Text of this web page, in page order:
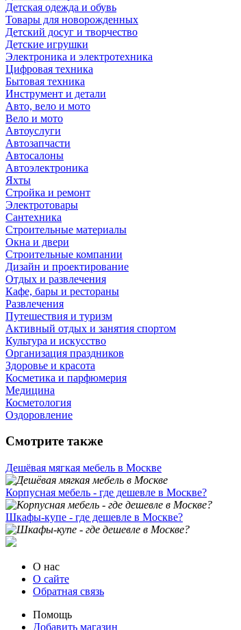
Детская одежда и обувь
Товары для новорожденных
Детский досуг и творчество
Детские игрушки
Электроника и электротехника
Цифровая техника
Бытовая техника
Инструмент и детали
Авто, вело и мото
Вело и мото
Автоуслуги
Автозапчасти
Автосалоны
Автоэлектроника
Яхты
Стройка и ремонт
Электротовары
Сантехника
Строительные материалы
Окна и двери
Строительные компании
Дизайн и проектирование
Отдых и развлечения
Кафе, бары и рестораны
Развлечения
Путешествия и туризм
Активный отдых и занятия спортом
Культура и искусство
Организация праздников
Здоровье и красота
Косметика и парфюмерия
Медицина
Косметология
Оздоровление
Смотрите также
Дешёвая мягкая мебель в Москве
Корпусная мебель - где дешевле в Москве?
Шкафы-купе - где дешевле в Москве?
О нас
О сайте
Обратная связь
Помощь
Добавить магазин